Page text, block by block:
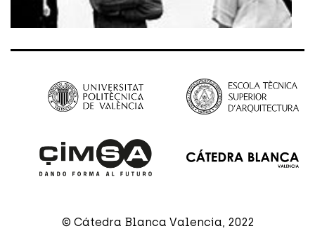
© Cátedra Blanca Valencia, 2022